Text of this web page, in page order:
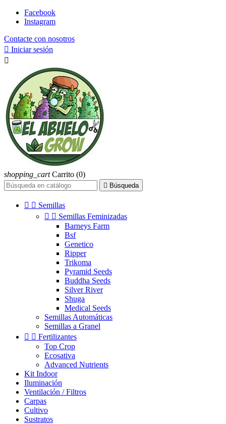
Facebook
Instagram
Contacte con nosotros
 Iniciar sesión

shopping_cart Carrito (0)
 Búsqueda
  Semillas
  Semillas Feminizadas
Barneys Farm
Bsf
Genetico
Ripper
Trikoma
Pyramid Seeds
Buddha Seeds
Silver River
Shuga
Medical Seeds
Semillas Automáticas
Semillas a Granel
  Fertilizantes
Top Crop
Ecosativa
Advanced Nutrients
Kit Indoor
Iluminación
Ventilación / Filtros
Carpas
Cultivo
Sustratos